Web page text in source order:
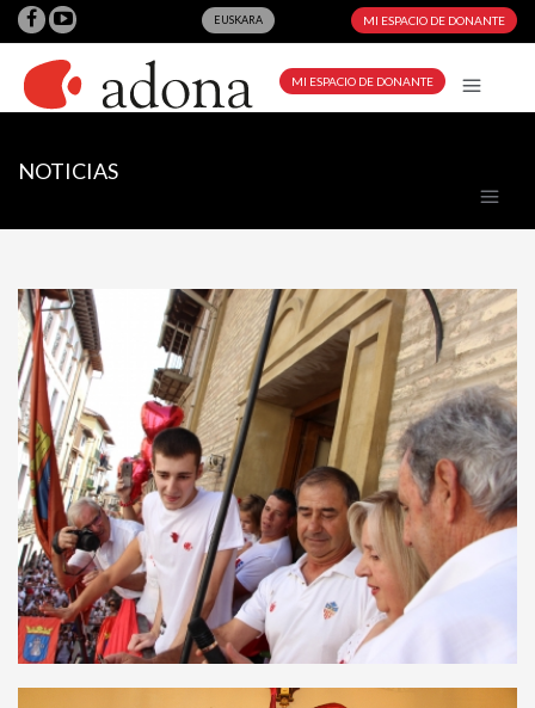
EUSKARA MI ESPACIO DE DONANTE
MI ESPACIO DE DONANTE
NOTICIAS